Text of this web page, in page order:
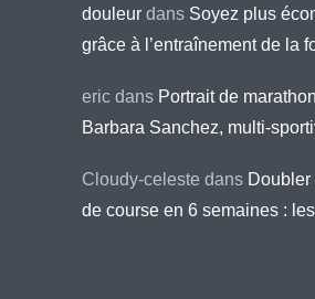
douleur dans Soyez plus
grâce à l’entraînement de la
eric dans Portrait de
Barbara Sanchez, multi-
Cloudy-celeste dans Doubler
de course en 6 semaines :